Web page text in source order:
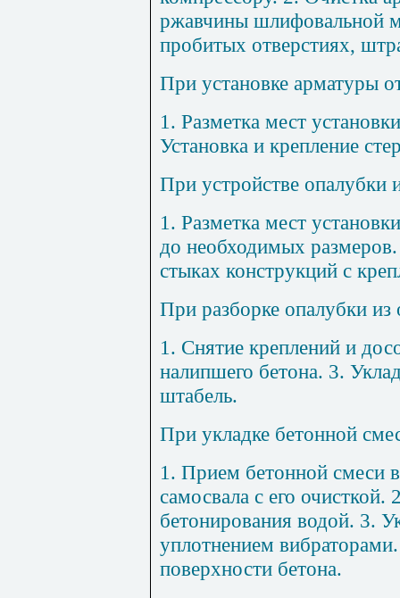
ржавчины шлифовальной
пробитых отверстиях, ш
При установке арматуры
1 . Разметка мест
Установка и крепление
При устройстве опалубки
1 . Разметка мест
до необходимых
стыках конструкций с
При разборке опалубки из
1 . Снятие креплений и
налипшего бетона. 3.
штабель.
При укладке бетонной
1 . Прием бетонной смеси
самосвала с его очисткой.
бетонирования водой. 3.
уплотнением
поверхности бетона.